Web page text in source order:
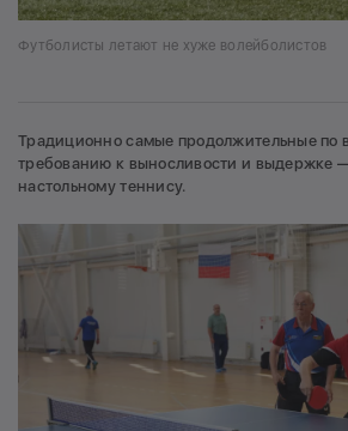
Футболисты летают не хуже волейболистов
Традиционно самые продолжительные по
требованию к выносливости и выдержке
настольному теннису.